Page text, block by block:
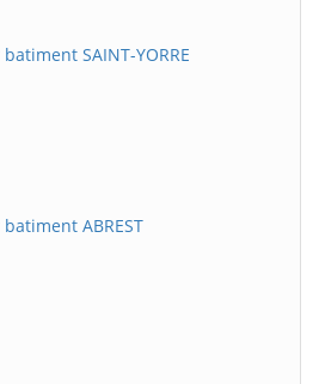
SAINT-YORRE
ABREST